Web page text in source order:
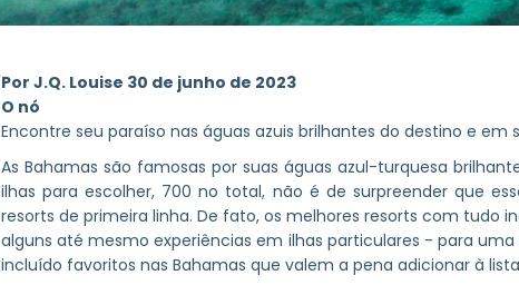
Por J.Q. Louise 30 de junho de 2023
O nó
Encontre seu paraíso nas águas azuis brilhantes do destino e em
As Bahamas são famosas por suas águas azul-turquesa
ilhas para escolher, 700 no total, não é de surpreender que
resorts de primeira linha. De fato, os melhores resorts com tudo
alguns até mesmo experiências em ilhas particulares - para
incluído favoritos nas Bahamas que valem a pena adicionar à